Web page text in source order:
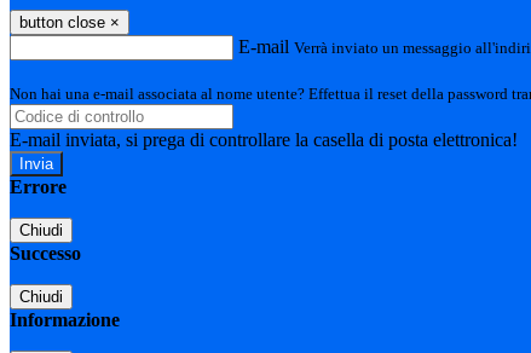
button close ×
E-mail Verrà inviato un messaggio
Non hai una e-mail associata al nome utente? Effettua il reset della password
E-mail inviata, si prega di controllare la casella di posta elettronica!
Errore
Chiudi
Successo
Chiudi
Informazione